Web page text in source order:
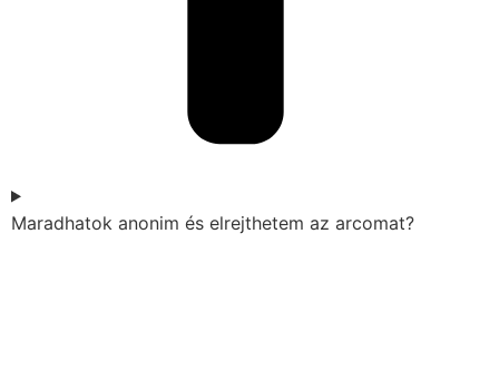
Maradhatok anonim és elrejthetem az arcomat?